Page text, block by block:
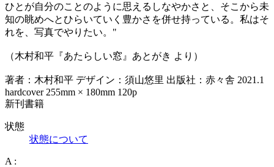
ひとが自分のことのように思えるしなやかさと、そこから未
知の眺めへとひらいていく豊かさを併せ持っている。私はそ
れを、写真でやりたい。"
（木村和平『あたらしい窓』あとがき より）
著者：木村和平 デザイン：須山悠里 出版社：赤々舎 2021.1
hardcover 255mm × 180mm 120p
新刊書籍
状態
状態について
A :